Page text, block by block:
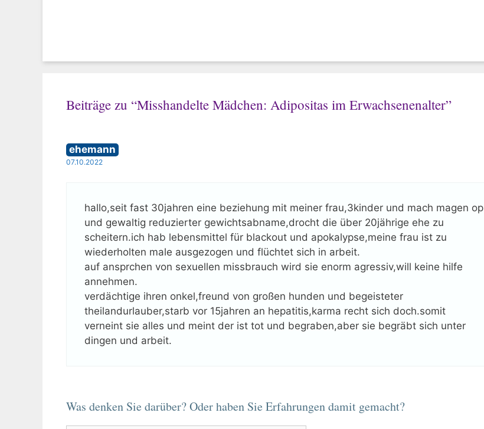
Beiträge zu “Misshandelte Mädchen: Adipositas im Erwachsenenalter”
ehemann
07.10.2022
hallo,seit fast 30jahren eine beziehung mit meiner frau,3kinder und mach magen op
und gewaltig reduzierter gewichtsabname,drocht die über 20jährige ehe zu
scheitern.ich hab lebensmittel für blackout und apokalypse,meine frau ist zu
wiederholten male ausgezogen und flüchtet sich in arbeit.
auf ansprchen von sexuellen missbrauch wird sie enorm agressiv,will keine hilfe
annehmen.
verdächtige ihren onkel,freund von großen hunden und begeisteter
theilandurlauber,starb vor 15jahren an hepatitis,karma recht sich doch.somit
verneint sie alles und meint der ist tot und begraben,aber sie begräbt sich unter
dingen und arbeit.
Was denken Sie darüber? Oder haben Sie Erfahrungen damit gemacht?